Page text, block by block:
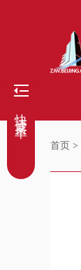
首页 >
快捷菜单